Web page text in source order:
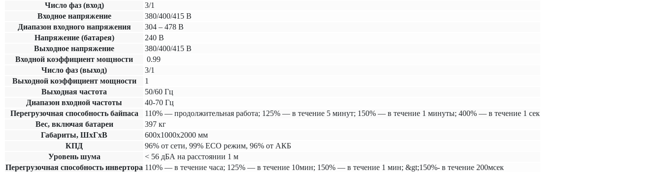
Число фаз (вход)
3/1
Входное напряжение
380/400/415 В
Диапазон входного напряжения
304 – 478 В
Напряжение (батарея)
240 В
Выходное напряжение
380/400/415 В
Входной коэффициент мощности
0.99
Число фаз (выход)
3/1
Выходной коэффициент мощности
1
Выходная частота
50/60 Гц
Диапазон входной частоты
40-70 Гц
Перегрузочная способность байпаса
110% — продолжительная работа; 125% — в течение 5 минут; 150% — в течение 1 минуты; 400% — в течение 1 сек
Вес, включая батареи
397 кг
Габариты, ШхГхВ
600х1000х2000 мм
КПД
96% от сети, 99% ECO режим, 96% от АКБ
Уровень шума
< 56 дБА на расстоянии 1 м
Перегрузочная способность инвертора 110% — в течение часа; 125% — в течение 10мин; 150% — в течение 1 мин; &gt;150%- в течение 200мсек